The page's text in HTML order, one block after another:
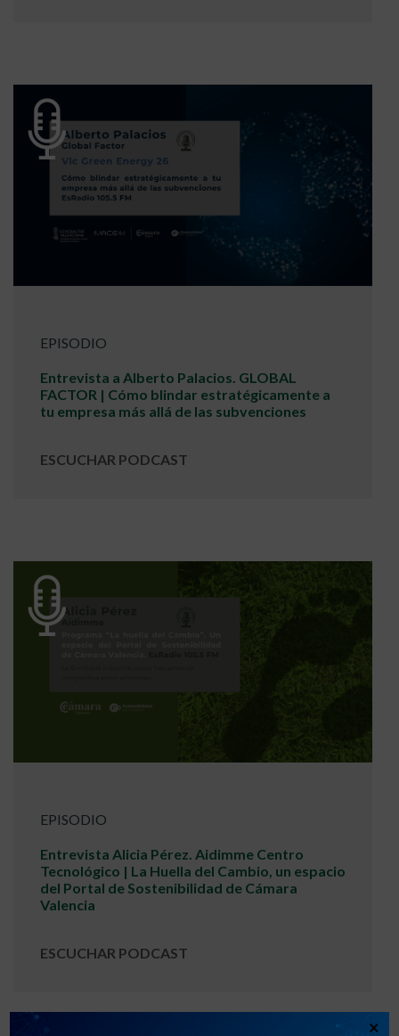
EPISODIO
Entrevista a Alberto Palacios. GLOBAL
FACTOR | Cómo blindar estratégicamente a
tu empresa más allá de las subvenciones
ESCUCHAR PODCAST
EPISODIO
Entrevista Alicia Pérez. Aidimme Centro
Tecnológico | La Huella del Cambio, un espacio
del Portal de Sostenibilidad de Cámara
Valencia
ESCUCHAR PODCAST
×